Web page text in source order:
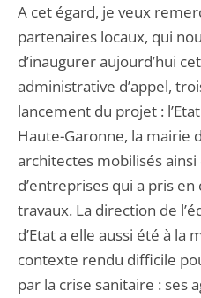
A cet égard, je veux
partenaires locaux, qui
d’inaugurer aujourd’hui
administrative d’appel,
lancement du projet :
Haute-Garonne, la mairie
architectes mobilisés
d’entreprises qui a pris
travaux. La direction de
d’Etat a elle aussi été à la
contexte rendu difficile
par la crise sanitaire : ses